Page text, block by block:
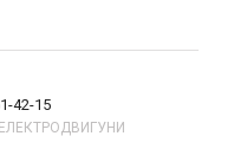
42-15